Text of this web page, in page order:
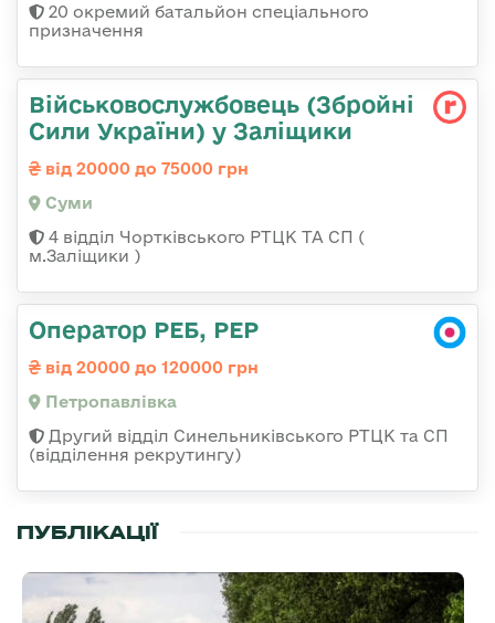
20 окремий батальйон спеціального
призначення
Військовослужбовець (Збройні
Сили України) у Заліщики
від 20000 до 75000 грн
Суми
4 відділ Чортківського РТЦК ТА СП (
м.Заліщики )
Оператор РЕБ, РЕР
від 20000 до 120000 грн
Петропавлівка
Другий відділ Синельниківського РТЦК та СП
(відділення рекрутингу)
ПУБЛІКАЦІЇ